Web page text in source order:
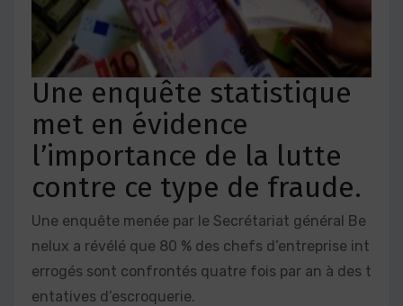
Une enquête statistique
met en évidence
l’importance de la lutte
contre ce type de fraude.
Une enquête menée par le Secrétariat général Be
nelux a révélé que 80 % des chefs d’entreprise int
errogés sont confrontés quatre fois par an à des t
entatives d’escroquerie.